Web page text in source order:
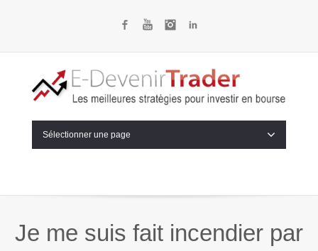
FacebookYouTubeInstagram
Sélectionner une page
Je me suis fait incendier par